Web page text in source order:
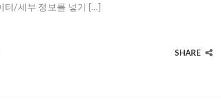
터/세부 정보를 넣기 […]
SHARE